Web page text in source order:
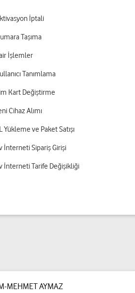
İptali
Taşıma
İşlemler
Tanımlama
Kart Değiştirme
Cihaz Alımı
Yükleme ve Paket Satışı
İnterneti Sipariş Girişi
İnterneti Tarife Değişikliği
MEHMET AYMAZ